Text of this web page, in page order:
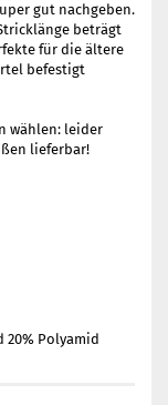
gut nachgeben.
beträgt
für die ältere
befestigt
wählen: leider
lieferbar!
20% Polyamid